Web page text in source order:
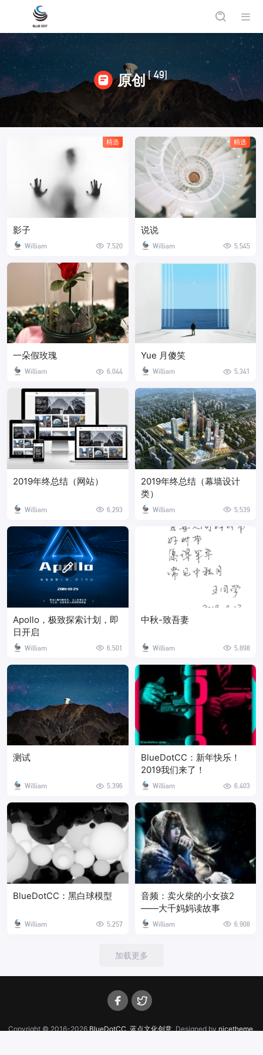
原创[ 49]
精选
影子
William 7,520
精选
说说
William 5,545
一朵假玫瑰
William 6,044
Yue 月傻笑
William 5,341
2019年终总结（网站）
William 6,293
2019年终总结（幕墙设计
类）
William 5,539
Apollo，极致探索计划，即
日开启
William 6,501
中秋-致吾妻
William 5,898
测试
William 5,396
BlueDotCC：新年快乐！
2019我们来了！
William 6,403
BlueDotCC：黑白球模型
William 5,257
音频：卖火柴的小女孩2
——大千妈妈读故事
William 6,908
加载更多
Copyright © 2016-2026 BlueDotCC, 蓝点文化创意. Designed by nicetheme.